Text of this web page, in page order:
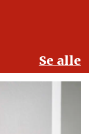
Se alle